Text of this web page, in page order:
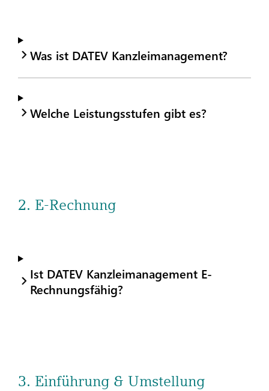
Was ist DATEV Kanzleimanagement?
Welche Leistungsstufen gibt es?
2. E-Rechnung
Ist DATEV Kanzleimanagement E-
Rechnungsfähig?
3. Einführung & Umstellung